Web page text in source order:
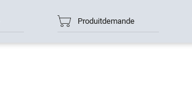
Produitdemande